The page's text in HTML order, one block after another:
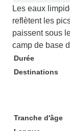
Les eaux
reflètent les
paissent sous
camp de base
Durée
Destinations
Tranche d'âge